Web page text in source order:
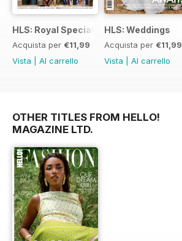
HLS: Royal Special
Acquista per €11,99
Vista
Al carrello
HLS: Weddings
Acquista per €11,99
Vista
Al carrello
OTHER TITLES FROM HELLO!
MAGAZINE LTD.